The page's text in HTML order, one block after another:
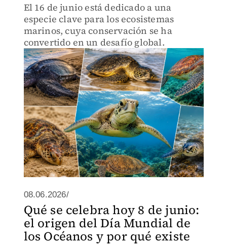
El 16 de junio está dedicado a una
especie clave para los ecosistemas
marinos, cuya conservación se ha
convertido en un desafío global.
08.06.2026/
Qué se celebra hoy 8 de junio:
el origen del Día Mundial de
los Océanos y por qué existe